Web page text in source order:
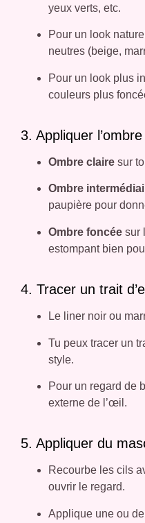
yeux verts, etc.
Pour un look
neutres (beige,
Pour un look plus
couleurs plus
3. Appliquer
Ombre claire sur
Ombre
paupière pour
Ombre foncée sur
estompant bien
4. Tracer un trait
Le liner noir ou
Tu peux tracer un
style.
Pour un regard de
externe de l’œil.
5. Appliquer du
Recourbe les cils
ouvrir le regard.
Applique une ou